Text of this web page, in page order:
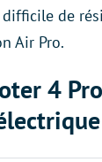
de
Air Pro.
4